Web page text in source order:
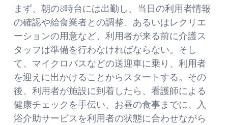
まず、朝の8時台には出勤し、当日の利用者情報
の確認や給食業者との調整、あるいはレクリエ
ーションの用意など、利用者が来る前に介護ス
タッフは準備を行わなければならない。そし
て、マイクロバスなどの送迎車に乗り、利用者
を迎えに出かけることからスタートする。その
後、利用者が施設に到着したら、看護師による
健康チェックを手伝い、お昼の食事までに、入
浴介助サービスを利用者の状態に合わせながら